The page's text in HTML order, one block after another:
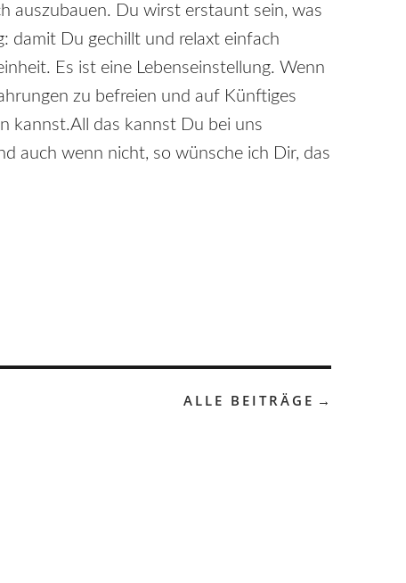
auszubauen. Du wirst erstaunt sein, was
damit Du gechillt und relaxt einfach
Es ist eine Lebenseinstellung. Wenn
zu befreien und auf Künftiges
kannst.All das kannst Du bei uns
auch wenn nicht, so wünsche ich Dir, das
ALLE BEITRÄGE